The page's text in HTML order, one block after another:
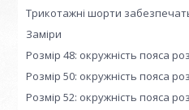
Трикотажні шорти
Заміри
Розмір 48: окружність пояса
Розмір 50: окружність пояса
Розмір 52: окружність пояса